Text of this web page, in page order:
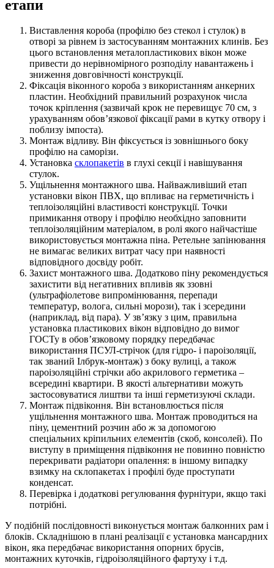
етапи
Виставлення короба (профілю без стекол і стулок) в
отворі за рівнем із застосуванням монтажних клинів. Без
цього встановлення металопластикових вікон може
привести до нерівномірного розподілу навантажень і
зниження довговічності конструкції.
Фіксація віконного короба з використанням анкерних
пластин. Необхідний правильний розрахунок числа
точок кріплення (зазвичай крок не перевищує 70 см, з
урахуванням обов’язкової фіксації рами в кутку отвору і
поблизу імпоста).
Монтаж відливу. Він фіксується із зовнішнього боку
профілю на саморізи.
Установка склопакетів в глухі секції і навішування
стулок.
Ущільнення монтажного шва. Найважливіший етап
установки вікон ПВХ, що впливає на герметичність і
теплоізоляційні властивості конструкції. Точки
примикання отвору і профілю необхідно заповнити
теплоізоляційним матеріалом, в ролі якого найчастіше
використовується монтажна піна. Ретельне запінювання
не вимагає великих витрат часу при наявності
відповідного досвіду робіт.
Захист монтажного шва. Додатково піну рекомендується
захистити від негативних впливів як ззовні
(ультрафіолетове випромінювання, перепади
температур, волога, сильні морози), так і зсередини
(наприклад, від пара). У зв’язку з цим, правильна
установка пластикових вікон відповідно до вимог
ГОСТу в обов’язковому порядку передбачає
використання ПСУЛ-стрічок (для гідро- і пароізоляції,
так званий Ілбрук-монтаж) з боку вулиці, а також
пароізоляційні стрічки або акрилового герметика –
всередині квартири. В якості альтернативи можуть
застосовуватися лиштви та інші герметизуючі склади.
Монтаж підвіконня. Він встановлюється після
ущільнення монтажного шва. Монтаж проводиться на
піну, цементний розчин або ж за допомогою
спеціальних кріпильних елементів (скоб, консолей). По
виступу в приміщення підвіконня не повинно повністю
перекривати радіатори опалення: в іншому випадку
взимку на склопакетах і профілі буде проступати
конденсат.
Перевірка і додаткові регулювання фурнітури, якщо такі
потрібні.
У подібній послідовності виконується монтаж балконних рам і
блоків. Складнішою в плані реалізації є установка мансардних
вікон, яка передбачає використання опорних брусів,
монтажних куточків, гідроізоляційного фартуху і т.д.